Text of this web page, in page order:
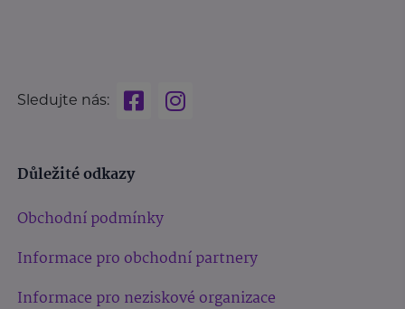
Sledujte nás:
Důležité odkazy
Obchodní podmínky
Informace pro obchodní partnery
Informace pro neziskové organizace